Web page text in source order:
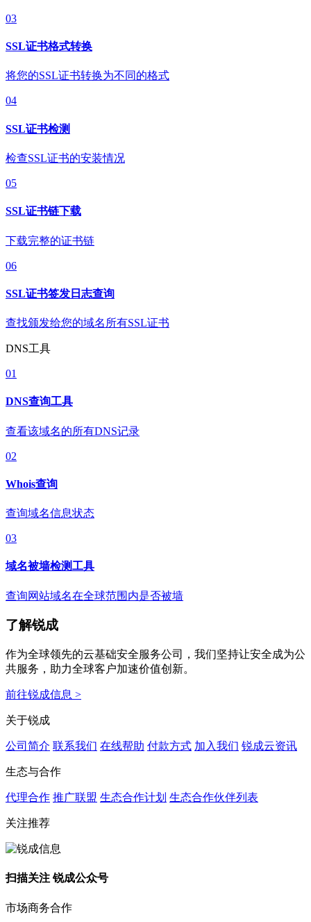
03
SSL证书格式转换
将您的SSL证书转换为不同的格式
04
SSL证书检测
检查SSL证书的安装情况
05
SSL证书链下载
下载完整的证书链
06
SSL证书签发日志查询
查找颁发给您的域名所有SSL证书
DNS工具
01
DNS查询工具
查看该域名的所有DNS记录
02
Whois查询
查询域名信息状态
03
域名被墙检测工具
查询网站域名在全球范围内是否被墙
了解锐成
作为全球领先的云基础安全服务公司，我们坚持让安全成为公
共服务，助力全球客户加速价值创新。
前往锐成信息 >
关于锐成
公司简介 联系我们 在线帮助 付款方式 加入我们 锐成云资讯
生态与合作
代理合作 推广联盟 生态合作计划 生态合作伙伴列表
关注推荐
扫描关注 锐成公众号
市场商务合作